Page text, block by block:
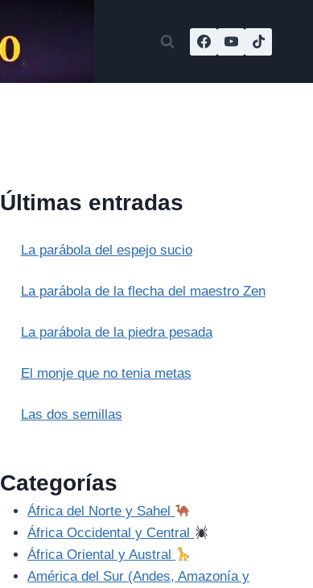
Últimas entradas
La parábola del espejo sucio
La parábola de la flecha del maestro Zen
La parábola de la piedra pesada
El monje que no tenia metas
Las dos semillas
Categorías
África del Norte y Sahel
África Occidental y Central
África Oriental y Austral
América del Sur (Andes, Amazonía y